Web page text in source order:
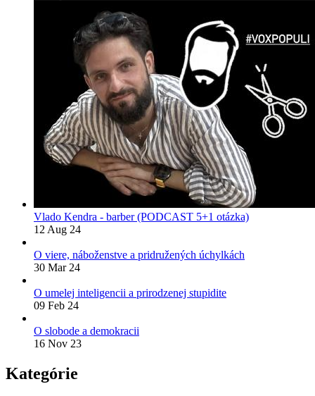
Vlado Kendra - barber (PODCAST 5+1 otázka)
12 Aug 24
O viere, náboženstve a pridružených úchylkách
30 Mar 24
O umelej inteligencii a prirodzenej stupidite
09 Feb 24
O slobode a demokracii
16 Nov 23
Kategórie